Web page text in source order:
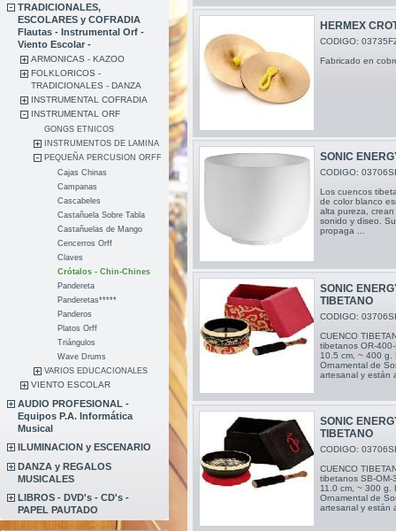
TRADICIONALES,
ESCOLARES y COFRADIA
Flautas - Instrumental Orf -
Viento Escolar -
ARMONICAS - KAZOO
FOLKLORICOS -
TRADICIONALES - DANZA
INSTRUMENTAL COFRADIA
INSTRUMENTAL ORF
GONGS ETNICOS
INSTRUMENTOS DE LAMINA
PEQUEÑA PERCUSION ORFF
Cajas Chinas
Campanas
Cascabeles
Castañuela Sobre Tabla
Castañuelas de Mango
Cencerros Orff
Claves
Crótalos - Chin-Chines
Pandereta
Panderetas*****
Panderos
Platos Orff
Triángulos
Wave Drums
VARIOS EDUCACIONALES
VIENTO ESCOLAR
AUDIO PROFESIONAL -
Equipos P.A. Informática
Musical
ILUMINACION y ESCENARIO
DANZA y REGALOS
MUSICALES
LIBROS - DVD's - CD's -
PAPEL PAUTADO
HERMEX
CODIGO:
Fabricado en
SONIC
CODIGO:
Los cuencos
de color blanco
alta pureza,
sonido y diseo.
propaga ...
SONIC
TIBETANO
CODIGO:
CUENCO
tibetanos OR-
10.5 cm, ~ 400 g.
Ornamental de
artesanal y están
SONIC
TIBETANO
CODIGO:
CUENCO
tibetanos SB-
11.0 cm, ~ 300 g.
Ornamental de
artesanal y están